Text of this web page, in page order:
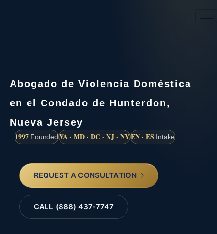
Abogado de Violencia Doméstica
en el Condado de Hunterdon,
Nueva Jersey
1997 FoundedVA · MD · DC · NJ · NYEN · ES Intake
REQUEST A CONSULTATION
CALL (888) 437-7747